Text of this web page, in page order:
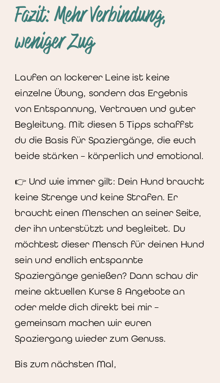
Fazit: Mehr Verbindung,
weniger Zug
Laufen an lockerer Leine ist keine
einzelne Übung, sondern das Ergebnis
von Entspannung, Vertrauen und guter
Begleitung. Mit diesen 5 Tipps schaffst
du die Basis für Spaziergänge, die euch
beide stärken – körperlich und emotional.
👉 Und wie immer gilt: Dein Hund braucht
keine Strenge und keine Strafen. Er
braucht einen Menschen an seiner Seite,
der ihn unterstützt und begleitet. Du
möchtest dieser Mensch für deinen Hund
sein und endlich entspannte
Spaziergänge genießen? Dann schau dir
meine aktuellen Kurse & Angebote an
oder melde dich direkt bei mir –
gemeinsam machen wir euren
Spaziergang wieder zum Genuss.
Bis zum nächsten Mal,